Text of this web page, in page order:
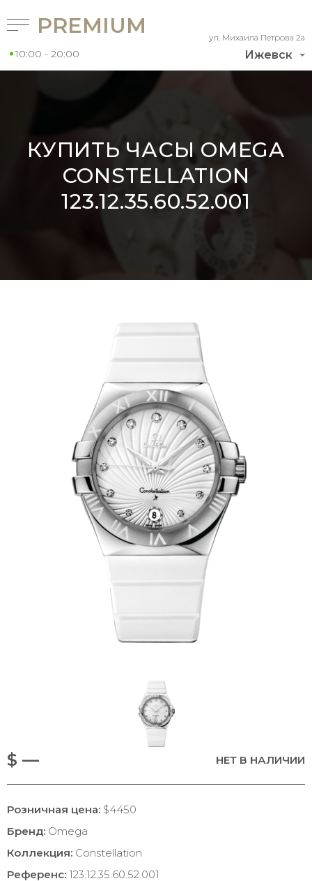
Ижевск
ул. Михаила Петрова 2а
PREMIUM
10:00 - 20:00
КУПИТЬ ЧАСЫ OMEGA
CONSTELLATION
123.12.35.60.52.001
$ — НЕТ В НАЛИЧИИ
Розничная цена: $4450
Бренд: Omega
Коллекция: Constellation
Референс: 123.12.35.60.52.001